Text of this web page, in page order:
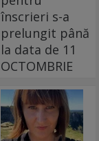
înscrieri s-a
prelungit până
la data de 11
OCTOMBRIE